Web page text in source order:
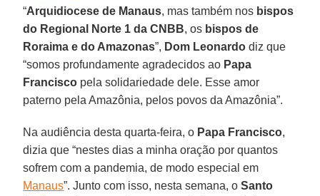
“Arquidiocese de Manaus, mas também nos bispos
do Regional Norte 1 da CNBB, os bispos de
Roraima e do Amazonas”, Dom Leonardo diz que
“somos profundamente agradecidos ao Papa
Francisco pela solidariedade dele. Esse amor
paterno pela Amazônia, pelos povos da Amazônia”.
Na audiência desta quarta-feira, o Papa Francisco,
dizia que “nestes dias a minha oração por quantos
sofrem com a pandemia, de modo especial em
Manaus”. Junto com isso, nesta semana, oSanto